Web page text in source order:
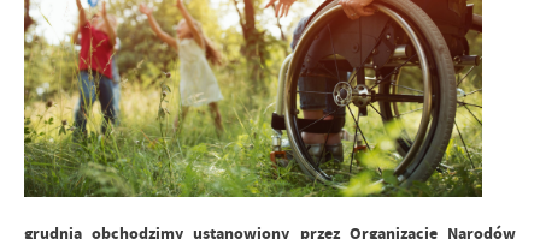
grudnia obchodzimy ustanowiony przez Organizację Narodów